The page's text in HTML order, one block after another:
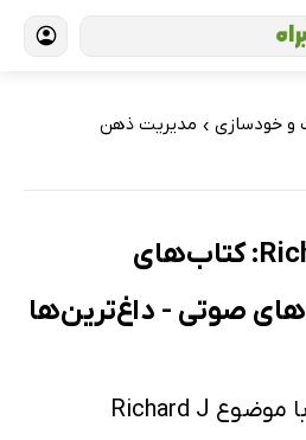
و خودسازی › مدیریت ذهن
Richard J Davidson: کتاب‌های
صوتی - داغ‌ترین‌ها
کتاب‌های الکترونیک با موضوع Richard J